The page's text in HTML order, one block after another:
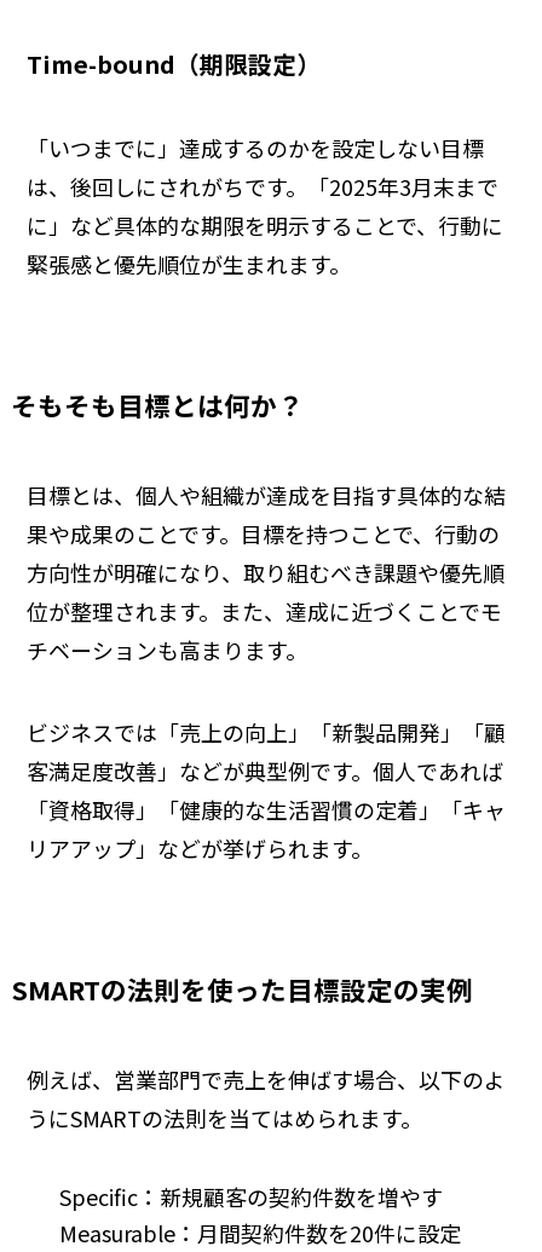
Time-bound（期限設定）
「いつまでに」達成するのかを設定しない目標
は、後回しにされがちです。「2025年3月末まで
に」など具体的な期限を明示することで、行動に
緊張感と優先順位が生まれます。
そもそも目標とは何か？
目標とは、個人や組織が達成を目指す具体的な結
果や成果のことです。目標を持つことで、行動の
方向性が明確になり、取り組むべき課題や優先順
位が整理されます。また、達成に近づくことでモ
チベーションも高まります。
ビジネスでは「売上の向上」「新製品開発」「顧
客満足度改善」などが典型例です。個人であれば
「資格取得」「健康的な生活習慣の定着」「キャ
リアアップ」などが挙げられます。
SMARTの法則を使った目標設定の実例
例えば、営業部門で売上を伸ばす場合、以下のよ
うにSMARTの法則を当てはめられます。
Specific：新規顧客の契約件数を増やす
Measurable：月間契約件数を20件に設定